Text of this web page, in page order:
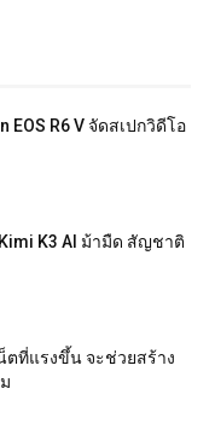
EOS R6 V จัดสเปกวิดีโอ
K3 AI ม้ามืด สัญชาติ
ตที่แรงขึ้น จะช่วยสร้าง